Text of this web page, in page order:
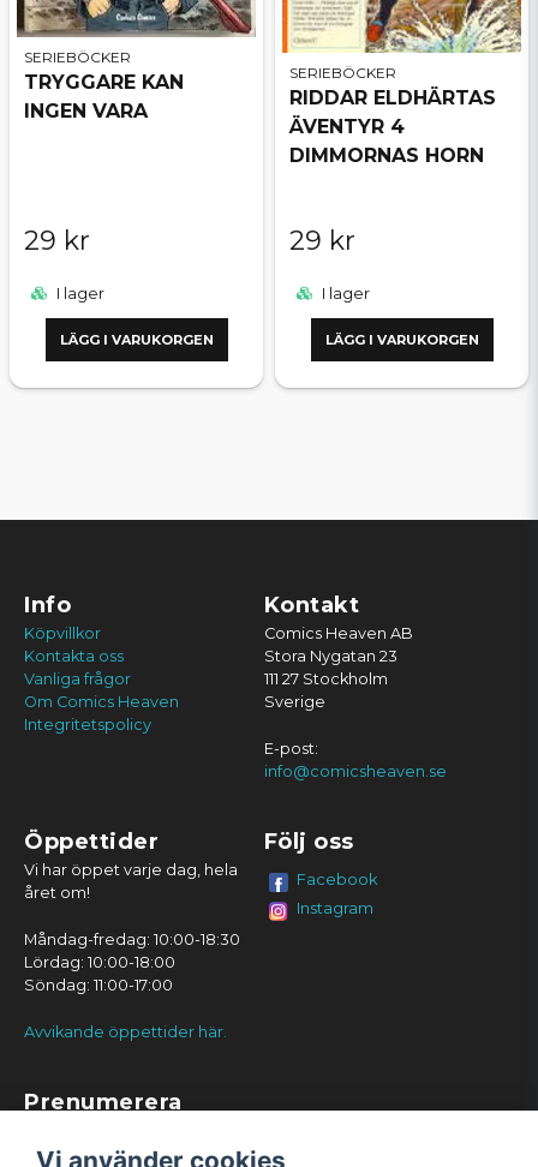
SERIEBÖCKER
TRYGGARE KAN
INGEN VARA
29 kr
I lager
LÄGG I VARUKORGEN
SERIEBÖCKER
RIDDAR ELDHÄRTAS
ÄVENTYR 4
DIMMORNAS HORN
29 kr
I lager
LÄGG I VARUKORGEN
Info
Köpvillkor
Kontakta oss
Vanliga frågor
Om Comics Heaven
Integritetspolicy
Kontakt
Comics Heaven AB
Stora Nygatan 23
111 27 Stockholm
Sverige
E-post:
info@comicsheaven.se
Öppettider
Vi har öppet varje dag, hela
året om!
Måndag-fredag: 10:00-18:30
Lördag: 10:00-18:00
Söndag: 11:00-17:00
Avvikande öppettider här.
Följ oss
Facebook
Instagram
Prenumerera
Vi använder cookies